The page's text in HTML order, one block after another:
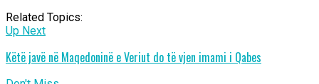
Related Topics:
Up Next
Këtë javë në Maqedoninë e Veriut do të vjen imami i Qabes